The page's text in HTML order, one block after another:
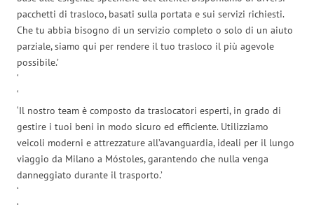
pacchetti di trasloco, basati sulla portata e sui servizi richiesti.
Che tu abbia bisogno di un servizio completo o solo di un aiuto
parziale, siamo qui per rendere il tuo trasloco il più agevole
possibile.’
‘
‘
‘Il nostro team è composto da traslocatori esperti, in grado di
gestire i tuoi beni in modo sicuro ed efficiente. Utilizziamo
veicoli moderni e attrezzature all’avanguardia, ideali per il lungo
viaggio da Milano a Móstoles, garantendo che nulla venga
danneggiato durante il trasporto.’
‘
‘